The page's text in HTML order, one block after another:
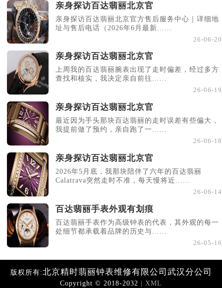
亲身探访百达翡丽北京官
亲身探访百达翡丽北京官方售后服务中心｜详细地
址与售后电话（2026年6月最新......
26-06-20
亲身探访百达翡丽北京官
上周我的百达翡丽腕表出现了走时偏差，经过多方
查找和核实，我决定亲自前往......
26-06-19
亲身探访百达翡丽北京官
最近因为手头那块百达翡丽的走时误差有些偏大，
我提前做了预约，亲自跑了一......
26-06-18
亲身探访百达翡丽北京官
2026年5月底，我那块陪伴了六年的百达翡丽
Calatrava突然走时不准，每天慢将近......
26-06-14
百达翡丽手表外观有划痕
百达翡丽手表作为高级钟表的代表，其外观的每一
处细节都承载着品牌的历史与......
26-05-16
版权所有:北京精时翡丽钟表维修有限公司武汉分公司
Copyright © 2018-2032 | XML